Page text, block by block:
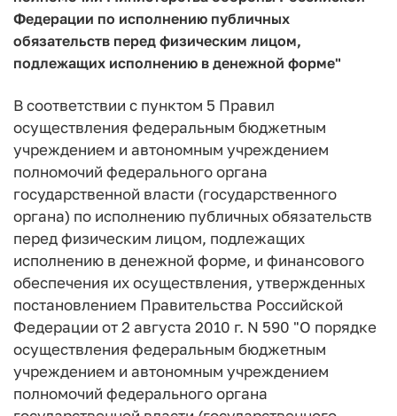
Федерации по исполнению публичных
обязательств перед физическим лицом,
подлежащих исполнению в денежной форме"
В соответствии с пунктом 5 Правил
осуществления федеральным бюджетным
учреждением и автономным учреждением
полномочий федерального органа
государственной власти (государственного
органа) по исполнению публичных обязательств
перед физическим лицом, подлежащих
исполнению в денежной форме, и финансового
обеспечения их осуществления, утвержденных
постановлением Правительства Российской
Федерации от 2 августа 2010 г. N 590 "О порядке
осуществления федеральным бюджетным
учреждением и автономным учреждением
полномочий федерального органа